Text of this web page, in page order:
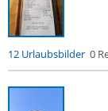
12 Urlaubsbilder 0